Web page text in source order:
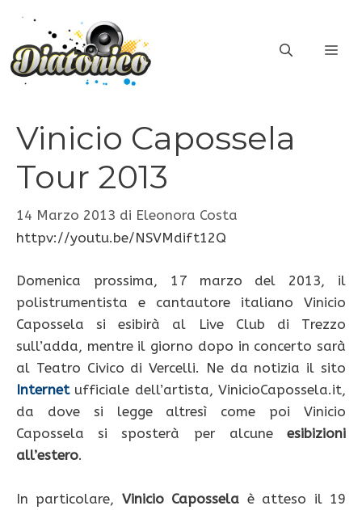
contenuto
Vinicio Capossela
Tour 2013
14 Marzo 2013 di Eleonora Costa
httpv://youtu.be/NSVMdift12Q
Domenica prossima, 17 marzo del 2013, il
polistrumentista e cantautore italiano Vinicio
Capossela si esibirà al Live Club di Trezzo
sull’adda, mentre il giorno dopo in concerto sarà
al Teatro Civico di Vercelli. Ne da notizia il sito
Internetufficiale dell’artista, VinicioCapossela.it,
da dove si legge altresì come poi Vinicio
Capossela si sposterà per alcune esibizioni
all’estero.
In particolare, Vinicio Capossela è atteso il 19